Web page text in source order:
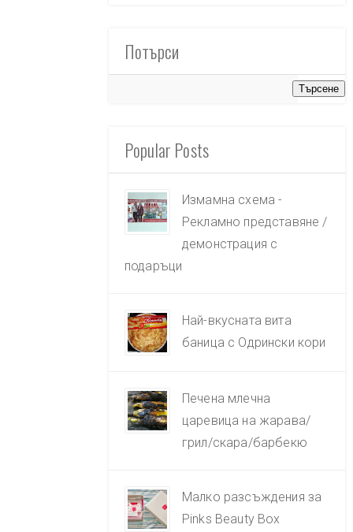
Потърси
Popular Posts
Измамна схема -
Рекламно представяне /
демонстрация с
подаръци
Най-вкусната вита
баница с Одрински кори
Печена млечна
царевица на жарава/
грил/скара/барбекю
Малко разсъждения за
Pinks Beauty Box